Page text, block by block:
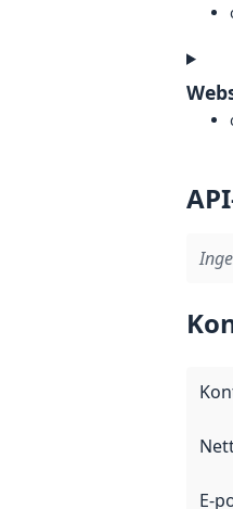
E-